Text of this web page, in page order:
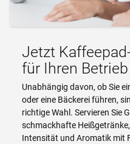
Jetzt
für Ihren
Unabhängig davon, ob Sie
oder eine Bäckerei führen,
richtige Wahl. Servieren Sie
schmackhafte
Intensität und Aromatik mit